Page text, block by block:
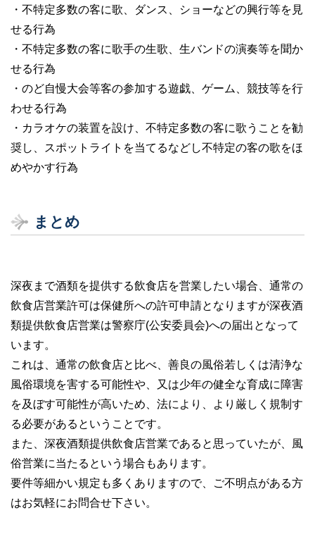
・不特定多数の客に歌、ダンス、ショーなどの興行等を見
せる行為
・不特定多数の客に歌手の生歌、生バンドの演奏等を聞か
せる行為
・のど自慢大会等客の参加する遊戯、ゲーム、競技等を行
わせる行為
・カラオケの装置を設け、不特定多数の客に歌うことを勧
奨し、スポットライトを当てるなどし不特定の客の歌をほ
めやかす行為
まとめ
深夜まで酒類を提供する飲食店を営業したい場合、通常の
飲食店営業許可は保健所への許可申請となりますが深夜酒
類提供飲食店営業は警察庁(公安委員会)への届出となって
います。
これは、通常の飲食店と比べ、善良の風俗若しくは清浄な
風俗環境を害する可能性や、又は少年の健全な育成に障害
を及ぼす可能性が高いため、法により、より厳しく規制す
る必要があるということです。
また、深夜酒類提供飲食店営業であると思っていたが、風
俗営業に当たるという場合もあります。
要件等細かい規定も多くありますので、ご不明点がある方
はお気軽にお問合せ下さい。